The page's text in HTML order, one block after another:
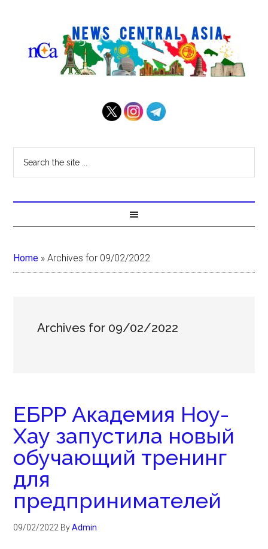
Home »Archives for 09/02/2022
Archives for 09/02/2022
ЕБРР Академия Ноу-
Хау запустила новый
обучающий тренинг
для
предпринимателей
09/02/2022 ByAdmin